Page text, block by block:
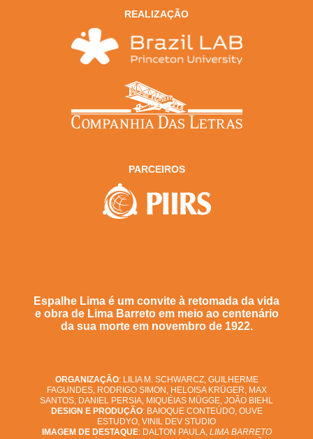
REALIZAÇÃO
PARCEIROS
Espalhe Lima é um convite à retomada da vida
e obra de Lima Barreto em meio ao centenário
da sua morte em novembro de 1922.
ORGANIZAÇÃO: LILIA M. SCHWARCZ, GUILHERME
FAGUNDES, RODRIGO SIMON, HELOISA KRÜGER, MAX
SANTOS, DANIEL PERSIA, MIQUÉIAS MÜGGE, JOÃO BIEHL
DESIGN E PRODUÇÃO: BAIOQUE CONTEÚDO, OUVE
ESTUDYO, VINIL DEV STUDIO
IMAGEM DE DESTAQUE: DALTON PAULA, LIMA BARRETO